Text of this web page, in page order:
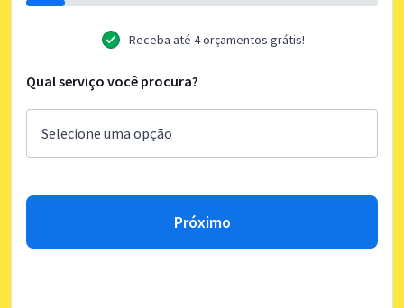
Receba até 4 orçamentos grátis!
Qual serviço você procura?
Próximo